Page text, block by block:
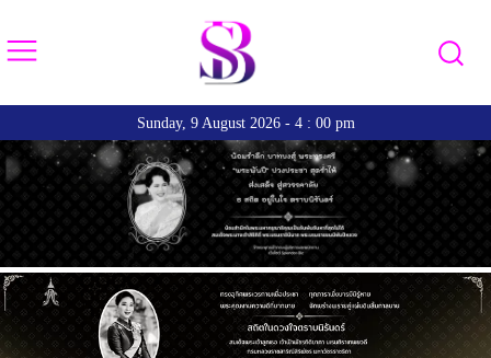
Sunday, 9 August 2026 - 4 : 00 pm